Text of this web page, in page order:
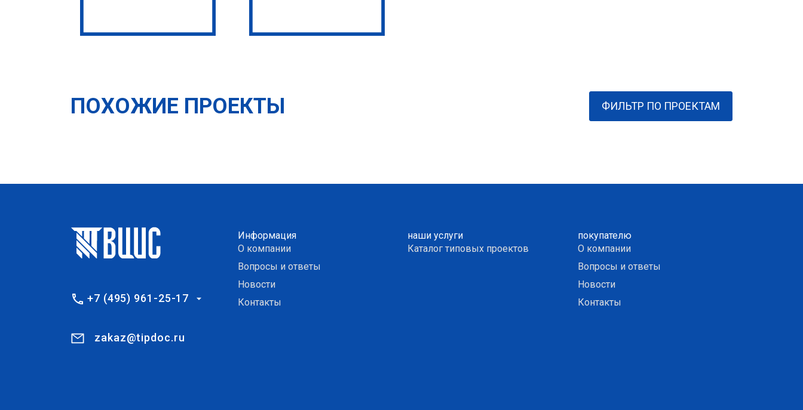
ПОХОЖИЕ ПРОЕКТЫ ФИЛЬТР ПО ПРОЕКТАМ
+7 (495) 961-25-17
zakaz@tipdoc.ru
Информация
О компании
Вопросы и ответы
Новости
Контакты
наши услуги
Каталог типовых проектов
покупателю
О компании
Вопросы и ответы
Новости
Контакты